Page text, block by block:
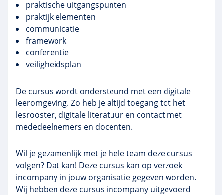
praktische uitgangspunten
praktijk elementen
communicatie
framework
conferentie
veiligheidsplan
De cursus wordt ondersteund met een digitale
leeromgeving. Zo heb je altijd toegang tot het
lesrooster, digitale literatuur en contact met
mededeelnemers en docenten.
Wil je gezamenlijk met je hele team deze cursus
volgen? Dat kan! Deze cursus kan op verzoek
incompany in jouw organisatie gegeven worden.
Wij hebben deze cursus incompany uitgevoerd